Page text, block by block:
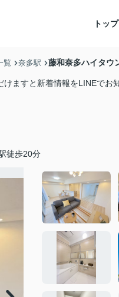
トップ
覧 奈多駅 藤和奈多ハイタウ
ますと新着情報をLINEでお
徒歩20分